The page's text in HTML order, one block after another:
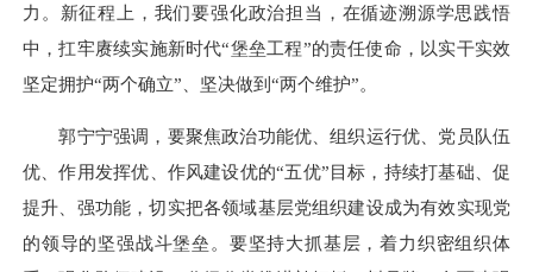
力。新征程上，我们要强化政治担当，在循迹溯源学思践悟
中，扛牢赓续实施新时代“堡垒工程”的责任使命，以实干实效
坚定拥护“两个确立”、坚决做到“两个维护”。
郭宁宁强调，要聚焦政治功能优、组织运行优、党员队伍
优、作用发挥优、作风建设优的“五优”目标，持续打基础、促
提升、强功能，切实把各领域基层党组织建设成为有效实现党
的领导的坚强战斗堡垒。要坚持大抓基层，着力织密组织体